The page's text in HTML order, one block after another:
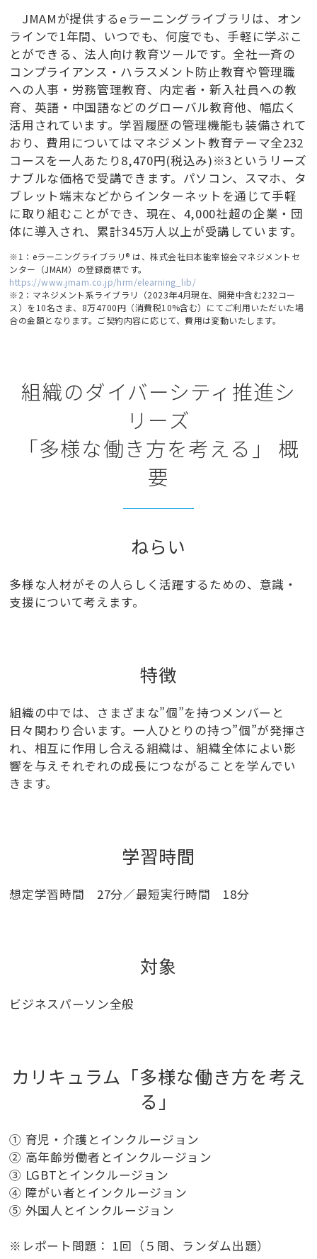
JMAMが提供するeラーニングライブラリは、オン
ラインで1年間、いつでも、何度でも、手軽に学ぶこ
とができる、法人向け教育ツールです。全社一斉の
コンプライアンス・ハラスメント防止教育や管理職
への人事・労務管理教育、内定者・新入社員への教
育、英語・中国語などのグローバル教育他、幅広く
活用されています。学習履歴の管理機能も装備されて
おり、費用についてはマネジメント教育テーマ全232
コースを一人あたり8,470円(税込み)※3というリーズ
ナブルな価格で受講できます。パソコン、スマホ、タ
ブレット端末などからインターネットを通じて手軽
に取り組むことができ、現在、4,000社超の企業・団
体に導入され、累計345万人以上が受講しています。
※1：eラーニングライブラリ® は、株式会社日本能率協会マネジメントセ
ンター（JMAM）の登録商標です。
https://www.jmam.co.jp/hrm/elearning_lib/
※2：マネジメント系ライブラリ（2023年4月現在、開発中含む232コー
ス）を10名さま、8万4700円（消費税10%含む）にてご利用いただいた場
合の金額となります。ご契約内容に応じて、費用は変動いたします。
組織のダイバーシティ推進シ
リーズ
「多様な働き方を考える」 概
要
ねらい
多様な人材がその人らしく活躍するための、意識・
支援について考えます。
特徴
組織の中では、さまざまな”個”を持つメンバーと
日々関わり合います。一人ひとりの持つ”個”が発揮さ
れ、相互に作用し合える組織は、組織全体によい影
響を与えそれぞれの成長につながることを学んでい
きます。
学習時間
想定学習時間 27分／最短実行時間 18分
対象
ビジネスパーソン全般
カリキュラム「多様な働き方を考え
る」
➀ 育児・介護とインクルージョン
② 高年齢労働者とインクルージョン
③ LGBTとインクルージョン
④ 障がい者とインクルージョン
⑤ 外国人とインクルージョン
※レポート問題： 1回（５問、ランダム出題）